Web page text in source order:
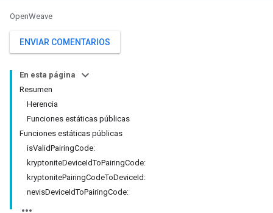
OpenWeave
ENVIAR COMENTARIOS
En esta página
Resumen
Herencia
Funciones estáticas públicas
Funciones estáticas públicas
isValidPairingCode:
kryptoniteDeviceIdToPairingCode:
kryptonitePairingCodeToDeviceId:
nevisDeviceIdToPairingCode: